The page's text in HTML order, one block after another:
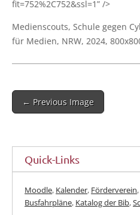
fit=752%2C752&ssl=1” />
Medi­en­scouts, Schu­le gegen
für Medi­en, NRW, 2024,
Post
navigation
← Previous Image
Quick-Links
Moodle, Kalender, Förderverein,
Busfahrpläne, Katalog der Bib,